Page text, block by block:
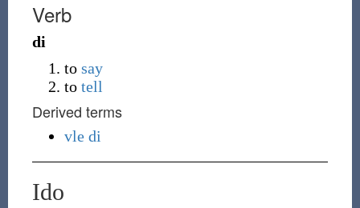
Verb
di
to say
to tell
Derived terms
vle di
Ido